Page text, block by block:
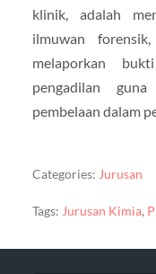
klinik, adalah
ilmuwan
melaporkan
pengadilan
pembelaan dalam
Categories: Jurusan
Tags: Jurusan Kimia,